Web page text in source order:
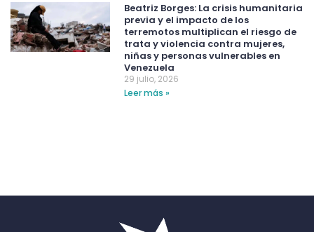
Beatriz Borges: La crisis humanitaria
previa y el impacto de los
terremotos multiplican el riesgo de
trata y violencia contra mujeres,
niñas y personas vulnerables en
Venezuela
29 julio, 2026
Leer más »